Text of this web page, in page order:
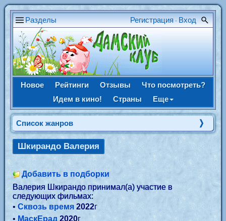
Разделы Регистрация • Вход
Новое Рейтинги Отзывы
Что посмотреть?
Идем в кино!
Страны Еще
Список жанров
Шкирандо Валерия
Добавить в подборки
Валерия Шкирандо принимал(а) участие в
следующих фильмах:
•Сквозь время 2022г
• МаскЕрад 2020г